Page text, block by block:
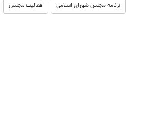
برنامه مجلس شورای اسلامی فعالیت مجلس